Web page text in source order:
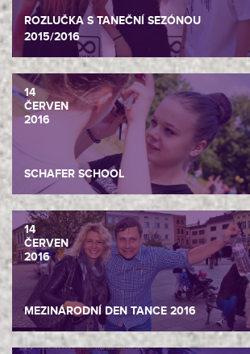
ROZLUČKA S TANEČNÍ SEZÓNOU
2015/2016
14
ČERVEN
2016
SCHAFER SCHOOL
14
ČERVEN
2016
MEZINÁRODNÍ DEN TANCE 2016